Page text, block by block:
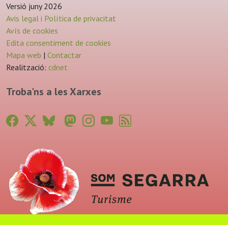
Versió juny 2026
Avis legal i Política de privacitat
Avís de cookies
Edita consentiment de cookies
Mapa web | Contactar
Realització: cdnet
Troba'ns a les Xarxes